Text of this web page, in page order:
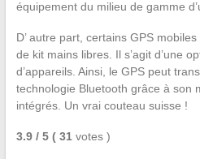
équipement du milieu de gamme
D’ autre part, certains GPS
de kit mains libres. Il s’agit d’une
d’appareils. Ainsi, le GPS peut
technologie Bluetooth grâce à son
intégrés. Un vrai couteau suisse !
3.9/ 5( 31 votes )